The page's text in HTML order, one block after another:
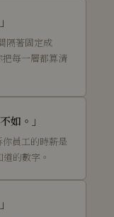
隔著固定成
每一層都算清
如。」
員工的時薪是
的數字。